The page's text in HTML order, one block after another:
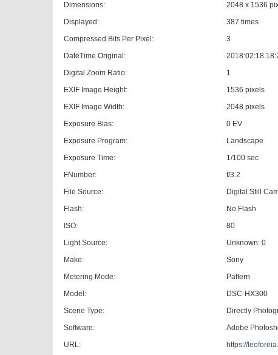
Dimensions:
2048 x 1536
Displayed:
387 times
Compressed Bits Per Pixel:
3
DateTime Original:
2018:02:18
Digital Zoom Ratio:
1
EXIF Image Height:
1536 pixels
EXIF Image Width:
2048 pixels
Exposure Bias:
0 EV
Exposure Program:
Landscape
Exposure Time:
1/100 sec
FNumber:
f/3.2
File Source:
Digital Still
Flash:
No Flash
ISO:
80
Light Source:
Unknown: 0
Make:
Sony
Metering Mode:
Pattern
Model:
DSC-HX300
Scene Type:
Directly
Software:
Adobe
URL:
https://